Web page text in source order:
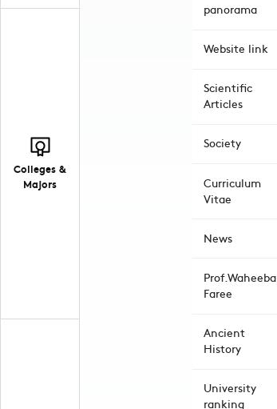
Colleges &
Majors
panorama
Website link
Scientific
Articles
Society
Curriculum
Vitae
News
Prof.Waheeba
Faree
Ancient
History
University
ranking